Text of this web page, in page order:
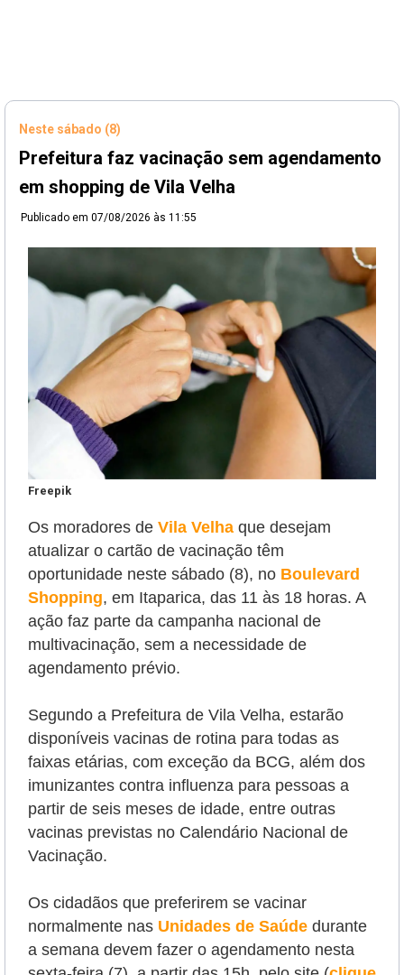
Neste sábado (8)
Prefeitura faz vacinação sem agendamento
em shopping de Vila Velha
Publicado em 07/08/2026 às 11:55
Freepik
Os moradores de Vila Velha que desejam
atualizar o cartão de vacinação têm
oportunidade neste sábado (8), no Boulevard
Shopping, em Itaparica, das 11 às 18 horas. A
ação faz parte da campanha nacional de
multivacinação, sem a necessidade de
agendamento prévio.
Segundo a Prefeitura de Vila Velha, estarão
disponíveis vacinas de rotina para todas as
faixas etárias, com exceção da BCG, além dos
imunizantes contra influenza para pessoas a
partir de seis meses de idade, entre outras
vacinas previstas no Calendário Nacional de
Vacinação.
Os cidadãos que preferirem se vacinar
normalmente nas Unidades de Saúde durante
a semana devem fazer o agendamento nesta